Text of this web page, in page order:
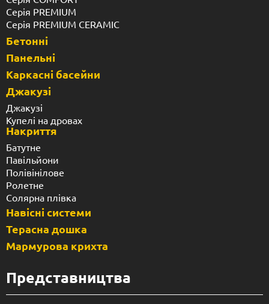
Серія PREMIUM
Серія PREMIUM CERAMIC
Бетонні
Панельні
Каркасні басейни
Джакузі
Джакузі
Купелі на дровах
Накриття
Батутне
Павільйони
Полівінілове
Ролетне
Солярна плівка
Навісні системи
Терасна дошка
Мармурова крихта
Представництва